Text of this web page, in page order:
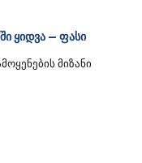
ყიდვა — ფასი
მიზანი